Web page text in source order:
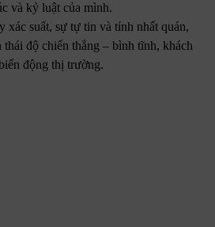
và kỷ luật của mình.
xác suất, sự tự tin và tính nhất quán,
độ chiến thắng – bình tĩnh, khách
động thị trường.